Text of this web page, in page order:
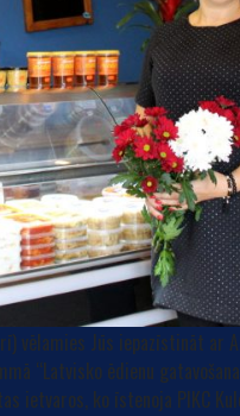
vēlamies Jūs iepazīstināt ar
“Latvisko ēdienu
ietvaros, ko īstenoja PIKC